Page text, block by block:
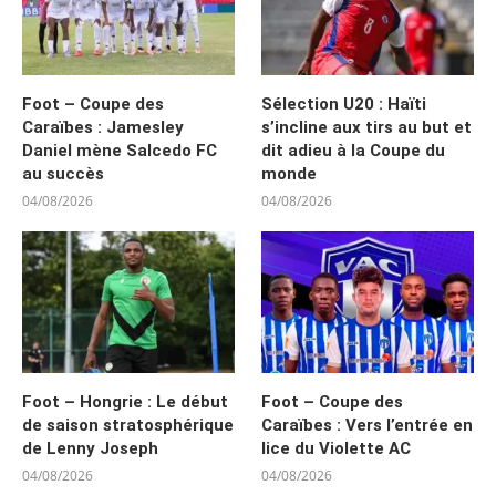
Foot – Coupe des
Caraïbes : Jamesley
Daniel mène Salcedo FC
au succès
04/08/2026
Sélection U20 : Haïti
s’incline aux tirs au but et
dit adieu à la Coupe du
monde
04/08/2026
Foot – Hongrie : Le début
de saison stratosphérique
de Lenny Joseph
04/08/2026
Foot – Coupe des
Caraïbes : Vers l’entrée en
lice du Violette AC
04/08/2026